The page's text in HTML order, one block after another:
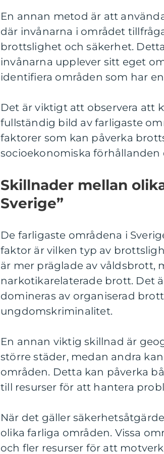
En annan metod är att
där invånarna i området
brottslighet och säkerhet.
invånarna upplever sitt eget
identifiera områden som har
Det är viktigt att observera att
fullständig bild av farligaste
faktorer som kan påverka
socioekonomiska förhållanden
Skillnader mellan
Sverige”
De farligaste områdena i
faktor är vilken typ av
är mer präglade av våldsbrott,
narkotikarelaterade brott. Det
domineras av organiserad
ungdomskriminalitet.
En annan viktig skillnad är
större städer, medan andra
områden. Detta kan påverka
till resurser för att hantera
När det gäller
olika farliga områden. Vissa
och fler resurser för att